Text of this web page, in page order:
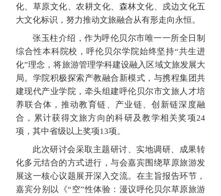
化、草原文化、农耕文化、森林文化、戍边文化五
大文化标识，努力推动文旅融合从有形走向永恒。
张玉柱介绍，作为呼伦贝尔市唯一一所全日制
综合性本科院校，呼伦贝尔学院始终坚持“共生进
化”理念，将旅游管理学科建设融入区域文旅发展大
局。学院积极探索产教融合新模式，与携程集团共
建现代产业学院，牵头组建呼伦贝尔市文旅人才培
养联合体，推动教育链、产业链、创新链深度融
合，累计获得文旅方向的科研及教学相关奖项24
项，其中省级以上奖项13项。
此次研讨会采取主题研讨、实地调研、成果转
化多元结合的方式进行，与会嘉宾围绕草原旅游发
展这一核心议题展开深入交流。在主旨报告环节，
嘉宾分别以《“空”性体验：漫议呼伦贝尔草原旅游